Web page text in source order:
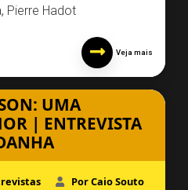
, Pierre Hadot
Veja mais
UMA
| ENTREVISTA
Por Caio Souto